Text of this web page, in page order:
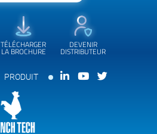
TÉLÉCHARGER
LA BROCHURE
DEVENIR
DISTRIBUTEUR
PRODUIT